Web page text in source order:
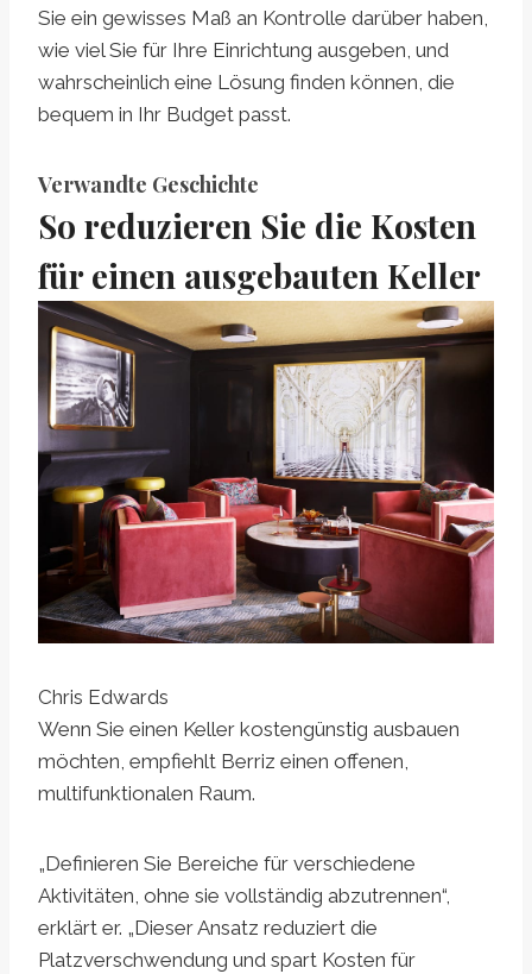
Sie ein gewisses Maß an Kontrolle darüber haben,
wie viel Sie für Ihre Einrichtung ausgeben, und
wahrscheinlich eine Lösung finden können, die
bequem in Ihr Budget passt.
Verwandte Geschichte
So reduzieren Sie die Kosten
für einen ausgebauten Keller
Chris Edwards
Wenn Sie einen Keller kostengünstig ausbauen
möchten, empfiehlt Berriz einen offenen,
multifunktionalen Raum.
„Definieren Sie Bereiche für verschiedene
Aktivitäten, ohne sie vollständig abzutrennen“,
erklärt er. „Dieser Ansatz reduziert die
Platzverschwendung und spart Kosten für